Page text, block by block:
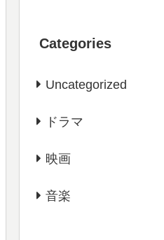
Categories
Uncategorized
ドラマ
映画
音楽